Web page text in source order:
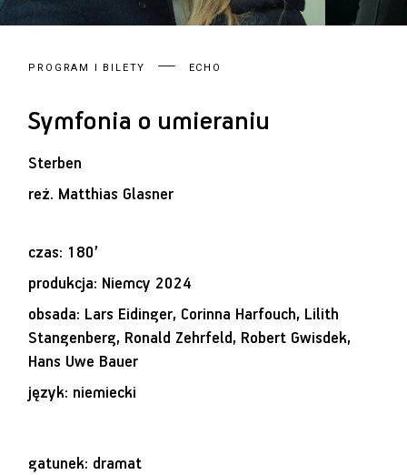
PROGRAM I BILETY ECHO
Symfonia o umieraniu
Sterben
reż. Matthias Glasner
czas: 180’
produkcja: Niemcy 2024
obsada: Lars Eidinger, Corinna Harfouch, Lilith
Stangenberg, Ronald Zehrfeld, Robert Gwisdek,
Hans Uwe Bauer
język: niemiecki
gatunek: dramat